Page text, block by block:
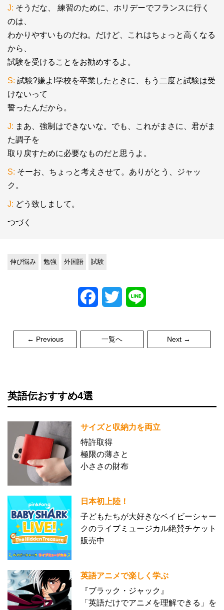
J: そうだな、 練習のために、ホリデーでフランスに行く
のは、
わかりやすいものだね。だけど、これはちょっと高くなる
から、
試験を受けることをお勧めするよ。
S: 試験?嫌よ!学校を卒業したときに、もう二度と試験は受
けないって
誓ったんだから。
J: まあ、強制はできないな。でも、これがまさに、君がま
た調子を
取り戻すために必要なものだと思うよ。
S: そーお、ちょっと考えさせて。ありがとう、ジャッ
ク。
J: どう致しまして。
つづく
伸び悩み 勉強 外国語 試験
FacebookTwitter
← Previous 一覧へ Next →
英語伝おすすめ4選
サイズと収納力を両立
特許取得
極限の薄さと
小ささの財布
日本初上陸！
子どもたちが大好きなベイビーシャー
クのライブミュージカル絶賛チケット
販売中
英語アニメで楽しく学ぶ
『ブラック・ジャック』
「英語だけでアニメを理解できる」を